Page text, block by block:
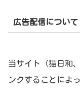
広告配信について
当サイト（猫日和
ンクすることによ